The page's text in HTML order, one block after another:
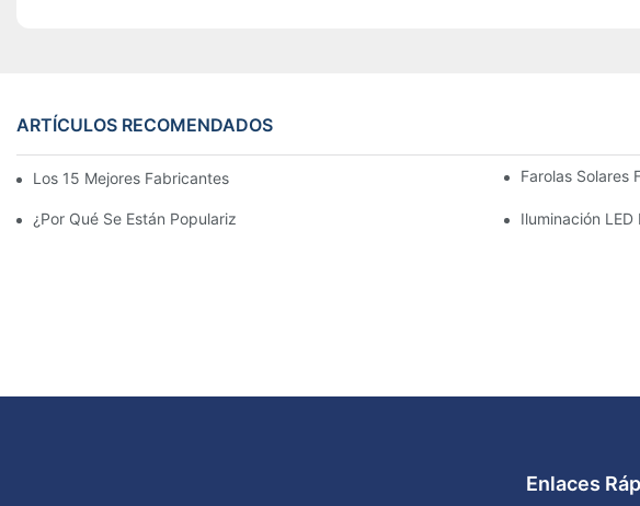
ARTÍCULOS RECOMENDADOS
Los 15 Mejores Fabricantes De Farolas Solares Del Mundo Farolas Solares
¿Por Qué Se Están Popularizando Las Farolas Solares? Iluminación LED
Enlaces